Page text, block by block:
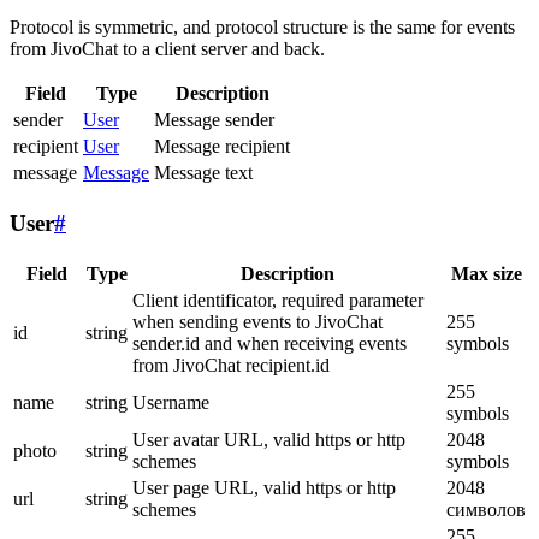
Protocol is symmetric, and protocol structure is the same for events
from JivoChat to a client server and back.
Field Type
Description
sender
User
Message sender
recipient User
Message recipient
message Message Message text
User#
Field Type Description Max size
id string
Client identificator, required parameter
when sending events to JivoChat
sender.id and when receiving events
from JivoChat recipient.id
255
symbols
name string Username
255
symbols
photo
string
User avatar URL, valid https or http
schemes
2048
symbols
url
string
User page URL, valid https or http
schemes
2048
символов